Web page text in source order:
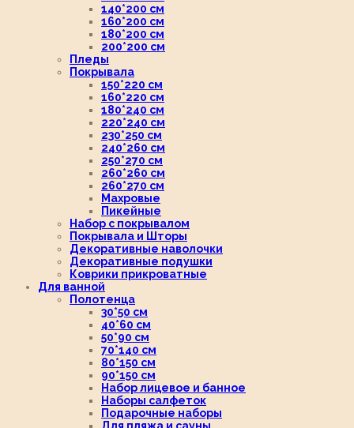
140*200 см
160*200 см
180*200 см
200*200 см
Пледы
Покрывала
150*220 см
160*220 см
180*240 см
220*240 см
230*250 см
240*260 см
250*270 см
260*260 см
260*270 см
Махровые
Пикейные
Набор с покрывалом
Покрывала и Шторы
Декоративные наволочки
Декоративные подушки
Коврики прикроватные
Для ванной
Полотенца
30*50 см
40*60 см
50*90 см
70*140 см
80*150 см
90*150 см
Набор лицевое и банное
Наборы салфеток
Подарочные наборы
Для пляжа и сауны